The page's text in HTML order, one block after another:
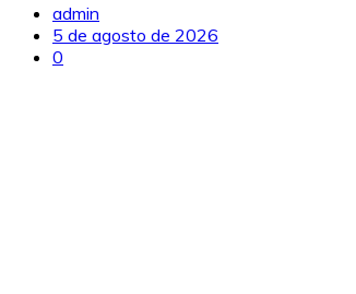
admin
5 de agosto de 2026
0